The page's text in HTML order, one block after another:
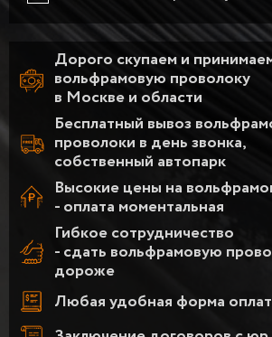
Дорого скупаем и
вольфрамовую проволоку
в Москве и области
Бесплатный вывоз
проволоки в день звонка,
собственный автопарк
Высокие цены на
- оплата моментальная
Гибкое сотрудничество
- сдать вольфрамовую
дороже
Любая удобная форма